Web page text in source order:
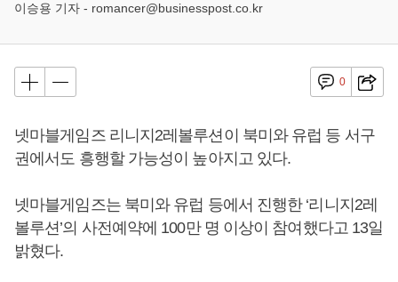
이승용 기자 - romancer@businesspost.co.kr
0
넷마블게임즈 리니지2레볼루션이 북미와 유럽 등 서구
권에서도 흥행할 가능성이 높아지고 있다.
넷마블게임즈는 북미와 유럽 등에서 진행한 ‘리니지2레
볼루션’의 사전예약에 100만 명 이상이 참여했다고 13일
밝혔다.